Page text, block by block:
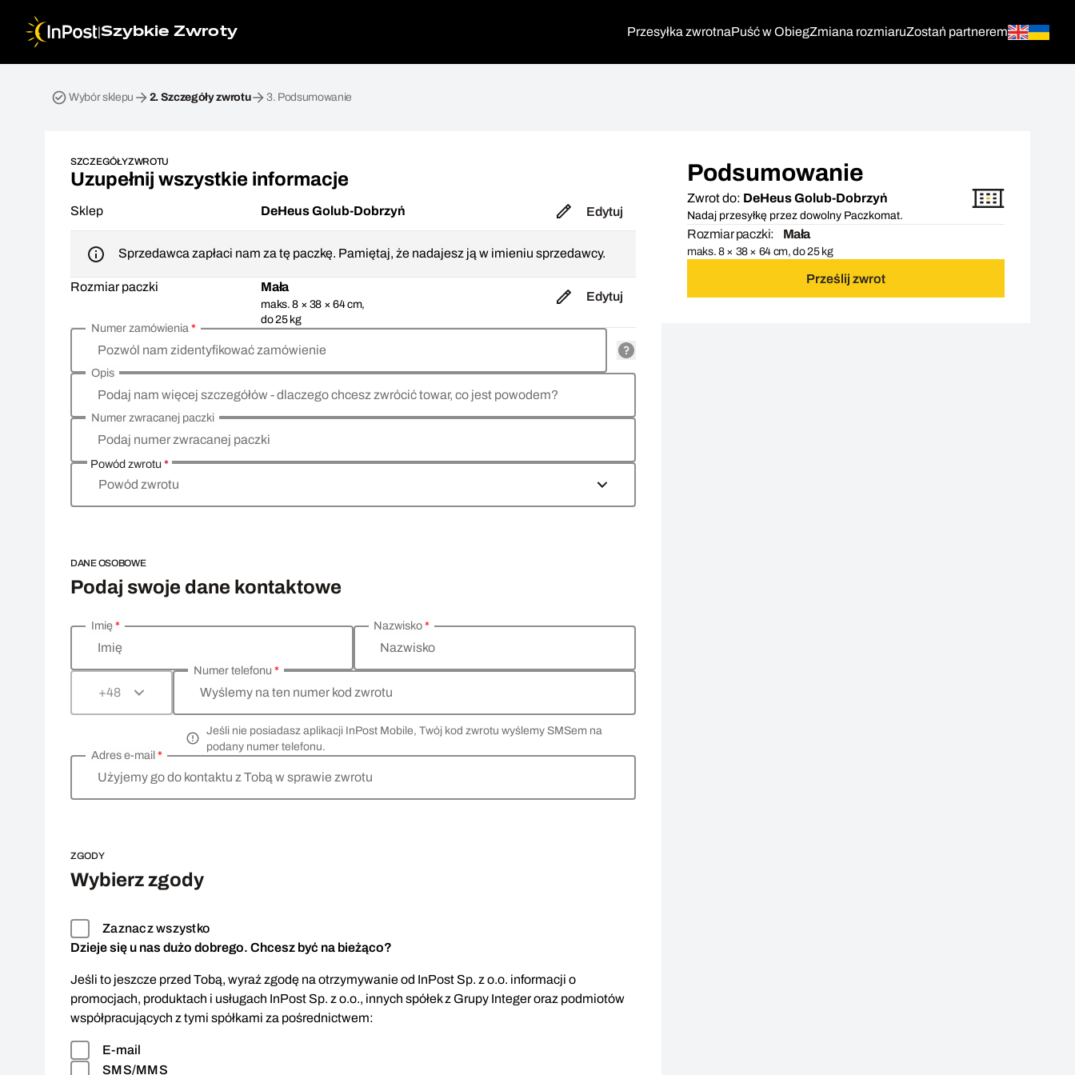
|Szybkie Zwroty Przesyłka zwrotnaPuść w ObiegZmiana rozmiaruZostań partnerem
Wybór sklepu 2. Szczegóły zwrotu 3. Podsumowanie
SZCZEGÓŁY ZWROTU
Uzupełnij wszystkie informacje
Sklep DeHeus Golub-Dobrzyń Edytuj
Sprzedawca zapłaci nam za tę paczkę. Pamiętaj, że nadajesz ją w imieniu sprzedawcy.
Rozmiar paczki Mała
maks. 8 × 38 × 64 cm,
do 25 kg
Edytuj
Pozwól nam zidentyfikować zamówienie
Numer zamówienia*
Podaj nam więcej szczegółów - dlaczego chcesz zwrócić towar, co jest powodem?
Opis
Podaj numer zwracanej paczki
Numer zwracanej paczki
Powód zwrotu*
Powód zwrotu
DANE OSOBOWE
Podaj swoje dane kontaktowe
Wprowadź swoje dane osobowe
Imię
Imię*
Nazwisko
Nazwisko*
+48 Wyślemy na ten numer kod zwrotu
Numer telefonu *
Jeśli nie posiadasz aplikacji InPost Mobile, Twój kod zwrotu wyślemy SMSem na
podany numer telefonu.
Użyjemy go do kontaktu z Tobą w sprawie zwrotu
Adres e-mail *
ZGODY
Wybierz zgody
Zaznacz wszystko
Dzieje się u nas dużo dobrego. Chcesz być na bieżąco?
Jeśli to jeszcze przed Tobą, wyraź zgodę na otrzymywanie od InPost Sp. z o.o. informacji o
promocjach, produktach i usługach InPost Sp. z o.o., innych spółek z Grupy Integer oraz podmiotów
współpracujących z tymi spółkami za pośrednictwem:
E-mail
SMS/MMS
Podsumowanie
Zwrot do: DeHeus Golub-Dobrzyń
Nadaj przesyłkę przez dowolny Paczkomat.
Rozmiar paczki: Mała
maks. 8 × 38 × 64 cm, do 25 kg
Prześlij zwrot